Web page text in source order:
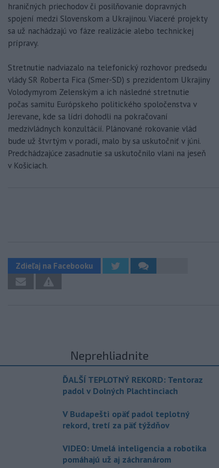
hraničných priechodov či posilňovanie dopravných
spojení medzi Slovenskom a Ukrajinou. Viaceré projekty
sa už nachádzajú vo fáze realizácie alebo technickej
prípravy.
Stretnutie nadviazalo na telefonický rozhovor predsedu
vlády SR Roberta Fica (Smer-SD) s prezidentom Ukrajiny
Volodymyrom Zelenským a ich následné stretnutie
počas samitu Európskeho politického spoločenstva v
Jerevane, kde sa lídri dohodli na pokračovaní
medzivládnych konzultácií. Plánované rokovanie vlád
bude už štvrtým v poradí, malo by sa uskutočniť v júni.
Predchádzajúce zasadnutie sa uskutočnilo vlani na jeseň
v Košiciach.
Zdieľaj na Facebooku
Neprehliadnite
ĎALŠÍ TEPLOTNÝ REKORD: Tentoraz
padol v Dolných Plachtinciach
V Budapešti opäť padol teplotný
rekord, tretí za päť týždňov
VIDEO: Umelá inteligencia a robotika
pomáhajú už aj záchranárom